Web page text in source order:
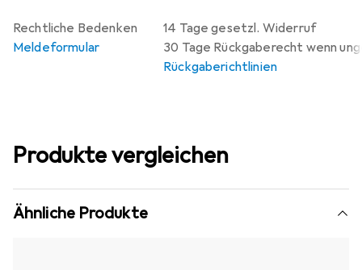
14 Tage gesetzl. Widerruf
30 Tage Rückgaberecht wenn
Rückgaberichtlinien
Rechtliche Bedenken
Meldeformular
Produkte vergleichen
Ähnliche Produkte